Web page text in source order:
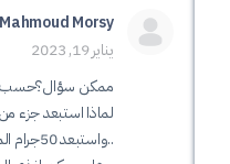
Mahmoud Morsy
ممكن سؤال؟حسب مثال الاول 150 جرام ،،